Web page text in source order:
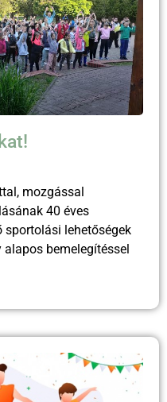
mozgással
40 éves
lehetőségek
bemelegítéssel